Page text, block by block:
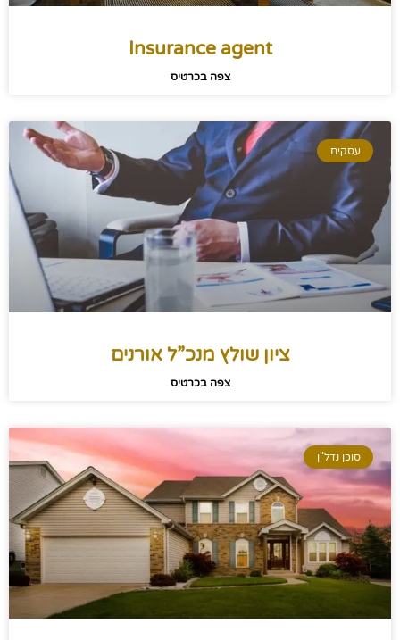
Insurance agent
צפה בכרטיס
עסקים
ציון שולץ מנכ”ל אורנים
צפה בכרטיס
סוכן נדל"ן